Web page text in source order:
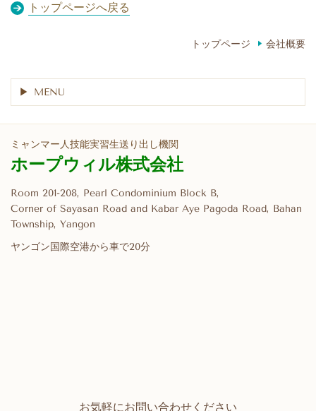
トップページへ戻る
トップページ 会社概要
MENU
ミャンマー人技能実習生送り出し機関
ホープウィル株式会社
Room 201-208, Pearl Condominium Block B,
Corner of Sayasan Road and Kabar Aye Pagoda Road, Bahan
Township, Yangon
ヤンゴン国際空港から車で20分
お気軽にお問い合わせください